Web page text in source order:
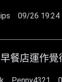
09/26 19:24
餐店運作覺